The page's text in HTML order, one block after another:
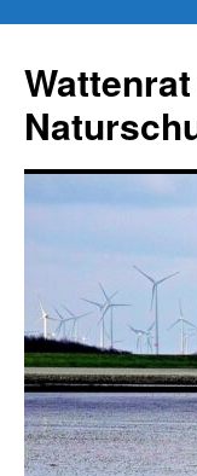
springen